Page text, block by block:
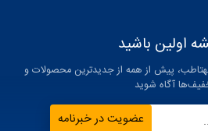
اولین باشید
پیش از همه از جدیدترین محصولات و
آگاه شوید
عضویت در خبرنامه